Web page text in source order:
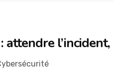
attendre